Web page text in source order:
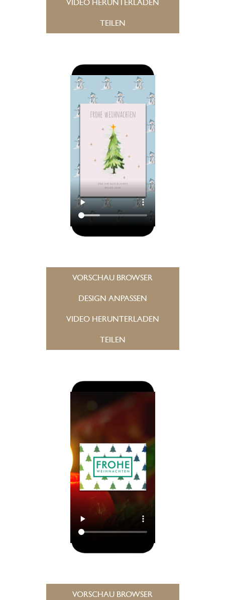
VIDEO HERUNTERLADEN
TEILEN
VORSCHAU BROWSER
DESIGN ANPASSEN
VIDEO HERUNTERLADEN
TEILEN
VORSCHAU BROWSER